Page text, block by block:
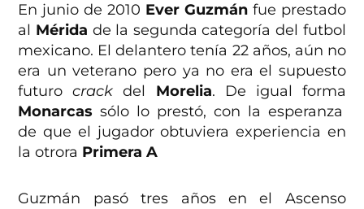
En junio de 2010 Ever Guzmánfue prestado
al Mérida de la segunda categoría del futbol
mexicano. El delantero tenía 22 años, aún no
era un veterano pero ya no era el supuesto
futurocrack del Morelia. De igual forma
Monarcas sólo lo prestó, con la esperanza
de que el jugador obtuviera experiencia en
la otrora Primera A
Guzmán pasó tres años en el Ascenso